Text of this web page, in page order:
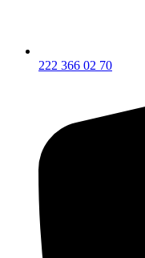
222 366 02 70